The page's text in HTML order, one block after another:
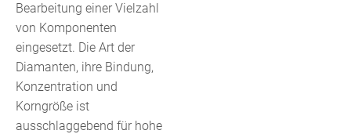
Bearbeitung einer Vielzahl
von Komponenten
eingesetzt. Die Art der
Diamanten, ihre Bindung,
Konzentration und
Korngröße ist
ausschlaggebend für hohe